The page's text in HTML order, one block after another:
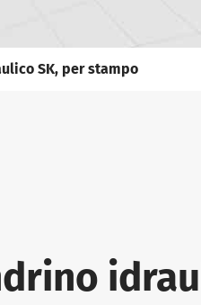
SK, per stampo